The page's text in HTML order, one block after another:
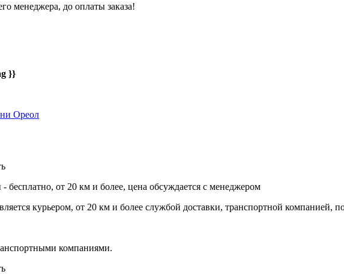
менеджера, до оплаты заказа!
}}
Ореол
бесплатно, от 20 км и более, цена обсуждается с менеджером
курьером, от 20 км и более службой доставки, транспортной компанией,
компаниями.